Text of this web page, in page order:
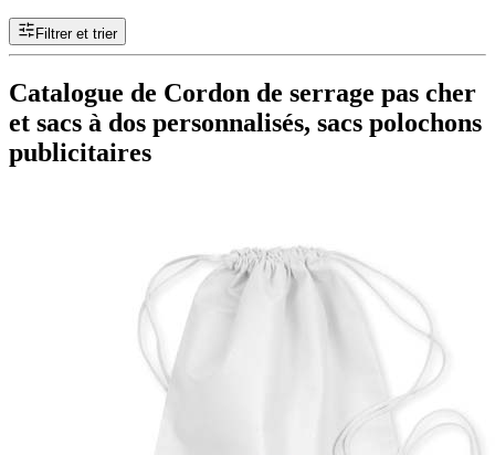
Filtrer et trier
Catalogue de Cordon de serrage pas cher
et sacs à dos personnalisés, sacs polochons
publicitaires